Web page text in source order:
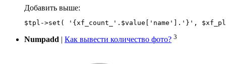
Добавить выше:
Numpadd | Как вывести количество фото? 3